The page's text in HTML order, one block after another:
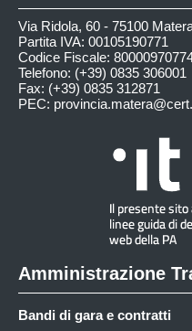
Via Ridola, 60 - 75100
Partita IVA: 00105190771
Codice Fiscale:
Telefono: (+39) 0835 306001
Fax: (+39) 0835 312871
PEC:
Amministrazione
Bandi di gara e contratti